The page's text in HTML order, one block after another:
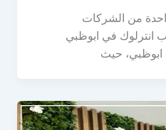
من الشركات
انترلوك في ابوظبي
ابوظبي، حيث